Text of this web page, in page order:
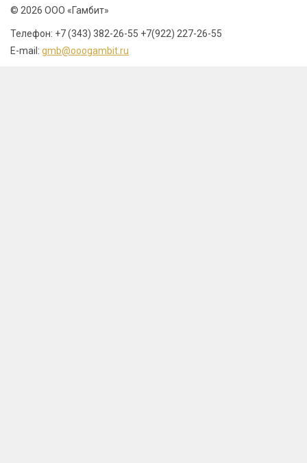
© 2026 ООО «Гамбит»
Телефон: +7 (343) 382-26-55 +7(922) 227-26-55
E-mail: gmb@ooogambit.ru